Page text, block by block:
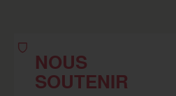
NOUS
SOUTENIR